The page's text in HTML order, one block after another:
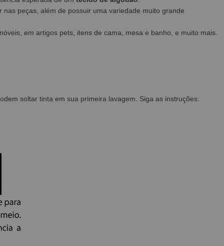
nas peças, além de possuir uma variedade muito grande
em artigos pets, itens de cama, mesa e banho, e muito mais.
soltar tinta em sua primeira lavagem. Siga as instruções: